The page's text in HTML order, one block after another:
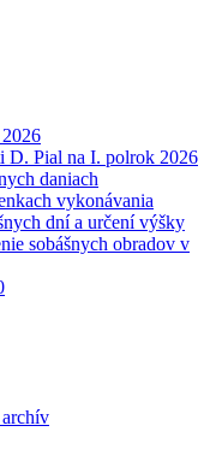
D. Pial na I. polrok 2026
daniach
vykonávania
dní a určení výšky
sobášnych obradov v